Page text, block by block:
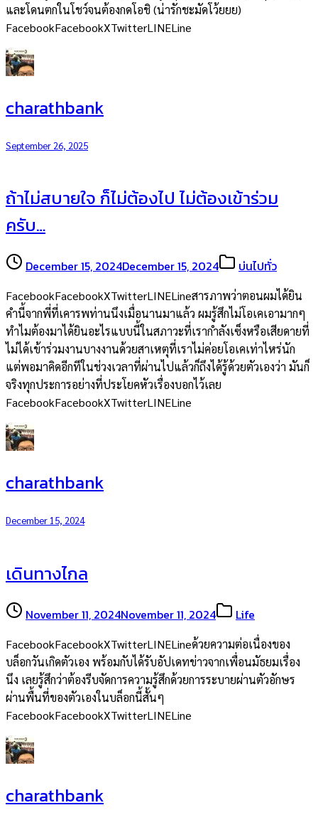
และโดนตกในโชว์จนต้องกดโอชิ (น่ารักชะมัดโว้ยยย)
FacebookFacebookXTwitterLINELine
charathbank
September 26, 2025
ถ้าไม่สบายใจ ก็ไม่ต้องไป ไม่ต้องเข้าร่วม
ครับ…
December 15, 2024December 15, 2024 บ่นไปทั่ว
FacebookFacebookXTwitterLINELineสารภาพว่าตอนผมได้ยิน
คำนี้จากพี่ที่เคารพท่านนึงเมื่อนานมาแล้ว ผมรู้สึกไม่โอเคเอามากๆ
ทำไมต้องมาได้ยินอะไรแบบนี้ในสภาวะที่เรากำลังเซ็งหรือเสียดายที่
ไม่ได้เข้าร่วมงานบางงานด้วยสาเหตุที่เราไม่ค่อยโอเคเท่าไหร่นัก
แต่พอมาคิดอีกทีในช่วงเวลาที่ผ่านไปแล้วก็ถึงได้รู้ด้วยตัวเองว่า มันก็
จริงทุกประการอย่างที่ประโยคหัวเรื่องบอกไว้เลย
FacebookFacebookXTwitterLINELine
charathbank
December 15, 2024
เดินทางไกล
November 11, 2024November 11, 2024 Life
FacebookFacebookXTwitterLINELineด้วยความต่อเนื่องของ
บล็อกวันเกิดตัวเอง พร้อมกับได้รับอัปเดทข่าวจากเพื่อนมัธยมเรื่อง
นึง เลยรู้สึกว่าต้องรีบจัดการความรู้สึกด้วยการระบายผ่านตัวอักษร
ผ่านพื้นที่ของตัวเองในบล็อกนี้สั้นๆ
FacebookFacebookXTwitterLINELine
charathbank